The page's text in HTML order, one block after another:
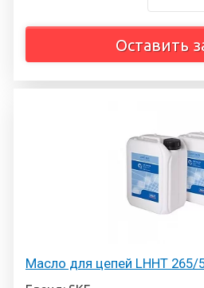
Оставить
Масло для цепей LHHT 265/